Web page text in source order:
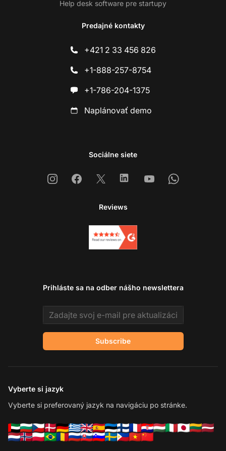
Help desk software pre startupy
Predajné kontakty
+421 2 33 456 826
+1-888-257-8754
+1-786-204-1375
Naplánovať demo
Sociálne siete
InstagramFacebook
X LinkedinYoutubeWhatsapp
Reviews
Prihláste sa na odber nášho newslettera
Email address
Subscribe
Vyberte si jazyk
Vyberte si preferovaný jazyk na navigáciu po stránke.